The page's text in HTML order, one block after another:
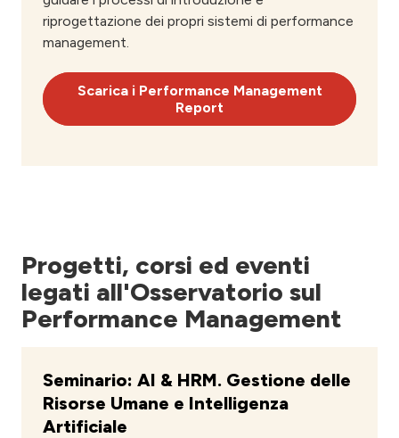
riprogettazione dei propri sistemi di performance
management.
Scarica i Performance Management
Report
Progetti, corsi ed eventi
legati all'Osservatorio sul
Performance Management
Seminario: AI & HRM. Gestione delle
Risorse Umane e Intelligenza
Artificiale